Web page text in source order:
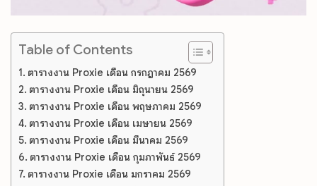
Table of Contents
ตารางงาน Proxie เดือน กรกฎาคม 2569
ตารางงาน Proxie เดือน มิถุนายน 2569
ตารางงาน Proxie เดือน พฤษภาคม 2569
ตารางงาน Proxie เดือน เมษายน 2569
ตารางงาน Proxie เดือน มีนาคม 2569
ตารางงาน Proxie เดือน กุมภาพันธ์ 2569
ตารางงาน Proxie เดือน มกราคม 2569